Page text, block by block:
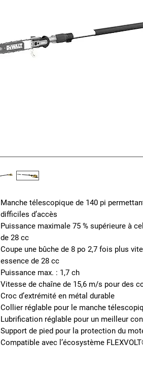
Manche télescopique de 140 pi
difficiles d’accès
Puissance maximale 75 % supérieure à
de 28 cc
Coupe une bûche de 8 po 2,7 fois plus
essence de 28 cc
Puissance max. : 1,7 ch
Vitesse de chaîne de 15,6 m/s pour des
Croc d’extrémité en métal durable
Collier réglable pour le manche
Lubrification réglable pour un meilleur
Support de pied pour la protection du
Compatible avec l’écosystème